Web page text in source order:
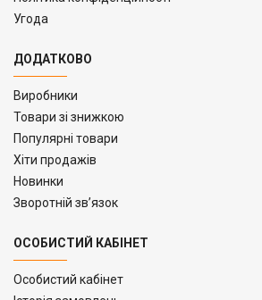
Угода
ДОДАТКОВО
Виробники
Товари зі знижкою
Популярні товари
Хіти продажів
Новинки
Зворотній зв’язок
ОСОБИСТИЙ КАБІНЕТ
Особистий кабінет